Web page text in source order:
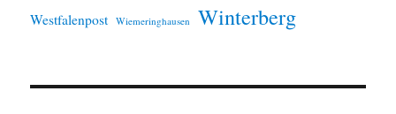
Westfalenpost Wiemeringhausen Winterberg